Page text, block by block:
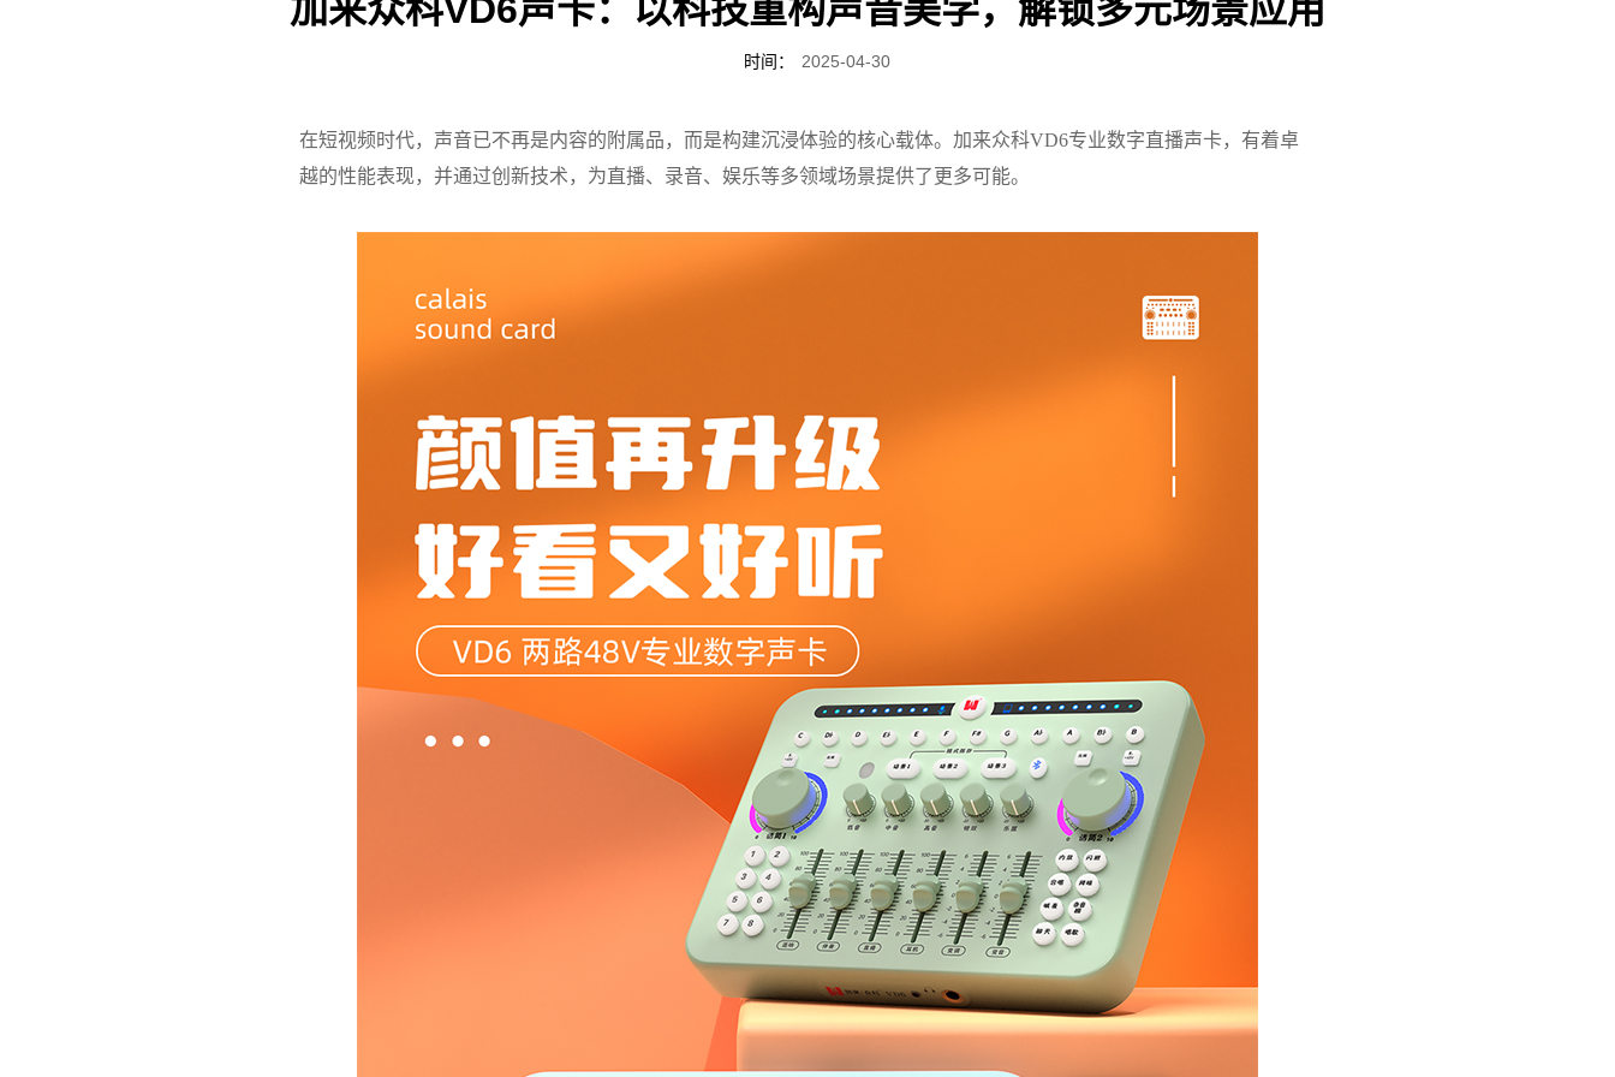
加来众科VD6声卡：以科技重构声音美学，解锁多元场景应用
时间： 2025-04-30
在短视频时代，声音已不再是内容的附属品，而是构建沉浸体验的核心载体。加来众科VD6专业数字直播声卡，有着卓
越的性能表现，并通过创新技术，为直播、录音、娱乐等多领域场景提供了更多可能。